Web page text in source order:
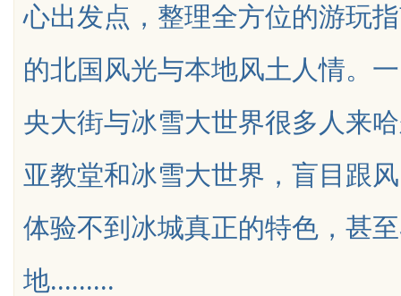
uz心出发点，整理全方位的游玩
的北国风光与本地风土人情。
央大街与冰雪大世界很多人来
亚教堂和冰雪大世界，盲目跟
体验不到冰城真正的特色，甚
地.........